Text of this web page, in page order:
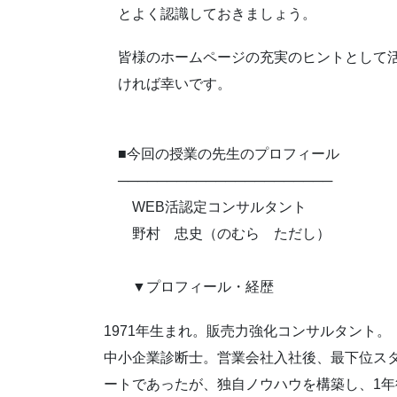
とよく認識しておきましょう。
皆様のホームページの充実のヒントとして
ければ幸いです。
■今回の授業の先生のプロフィール
──────────────────────
WEB活認定コンサルタント
野村 忠史（のむら ただし）
▼プロフィール・経歴
1971年生まれ。販売力強化コンサルタント。
中小企業診断士。営業会社入社後、最下位ス
ートであったが、独自ノウハウを構築し、1年